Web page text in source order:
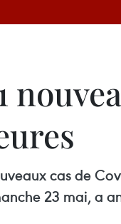
cas de
23 mai, a